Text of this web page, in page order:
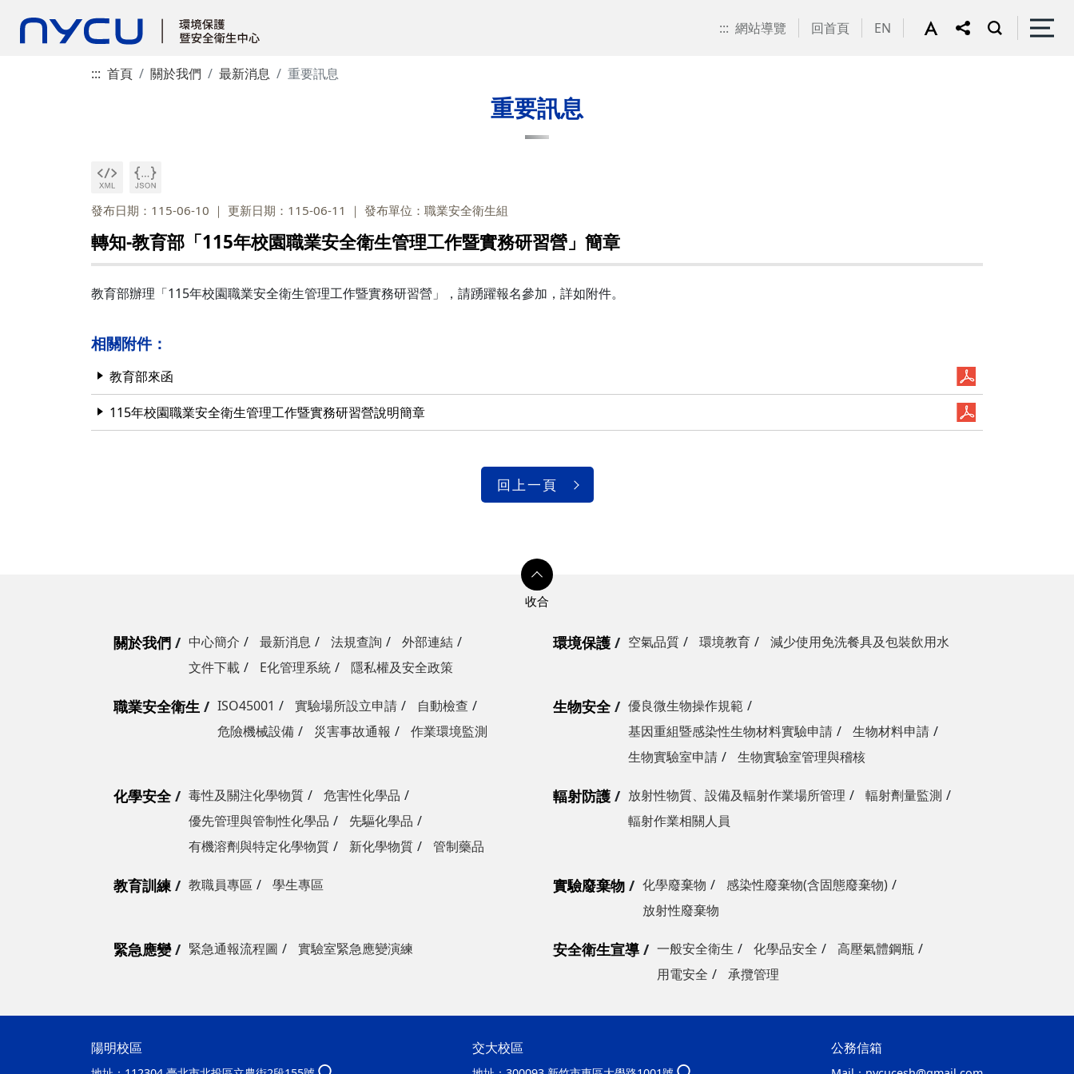
::: 網站導覽 回首頁 EN
::: 首頁 關於我們 最新消息 重要訊息
重要訊息
發布日期：115-06-10 更新日期：115-06-11 發布單位：職業安全衛生組
轉知-教育部「115年校園職業安全衛生管理工作暨實務研習營」簡章
教育部辦理「115年校園職業安全衛生管理工作暨實務研習營」，請踴躍報名參加，詳如附件。
相關附件：
教育部來函
115年校園職業安全衛生管理工作暨實務研習營說明簡章
回上一頁
關於我們 中心簡介 最新消息 法規查詢
外部連結
文件下載
E化管理系統 隱私權及安全政策
環境保護 空氣品質 環境教育 減少使用免洗餐具及包裝飲用水
職業安全衛生 ISO45001 實驗場所設立申請
自動檢查
危險機械設備
災害事故通報 作業環境監測
生物安全
優良微生物操作規範
基因重組暨感染性生物材料實驗申請
生物材料申請
生物實驗室申請
生物實驗室管理與稽核
化學安全 毒性及關注化學物質
危害性化學品
優先管理與管制性化學品
先驅化學品
有機溶劑與特定化學物質
新化學物質 管制藥品
輻射防護 放射性物質、設備及輻射作業場所管理
輻射劑量監測
輻射作業相關人員
教育訓練 教職員專區 學生專區 實驗廢棄物 化學廢棄物
感染性廢棄物(含固態廢棄物)
放射性廢棄物
緊急應變 緊急通報流程圖 實驗室緊急應變演練 安全衛生宣導 一般安全衛生 化學品安全
高壓氣體鋼瓶
用電安全
承攬管理
陽明校區 交大校區 公務信箱